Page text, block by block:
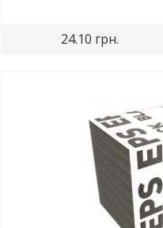
24.10 грн.